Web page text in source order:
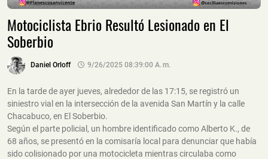
Motociclista Ebrio Resultó Lesionado en El
Soberbio
Daniel Orloff 9/26/2025 08:39:00 A. M.
En la tarde de ayer jueves, alrededor de las 17:15, se registró un
siniestro vial en la intersección de la avenida San Martín y la calle
Chacabuco, en El Soberbio.
Según el parte policial, un hombre identificado como Alberto K., de
68 años, se presentó en la comisaría local para denunciar que había
sido colisionado por una motocicleta mientras circulaba como